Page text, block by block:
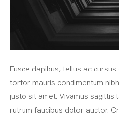
Fusce dapibus, tellus ac
tortor mauris condimentum
justo sit amet. Vivamus sagittis
rutrum faucibus dolor auctor.